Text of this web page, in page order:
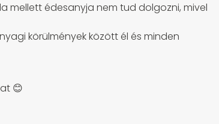
mellett édesanyja nem tud dolgozni, mivel
körülmények között él és minden
😊